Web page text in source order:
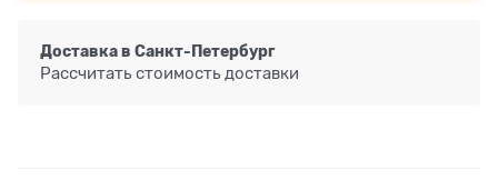
Доставка в Санкт-Петербург
Рассчитать стоимость доставки